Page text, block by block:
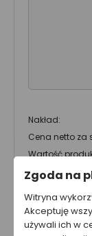
Nakład:
Cena netto za
Wartość
Zgoda na
Witryna
Akceptuję
używali ich w